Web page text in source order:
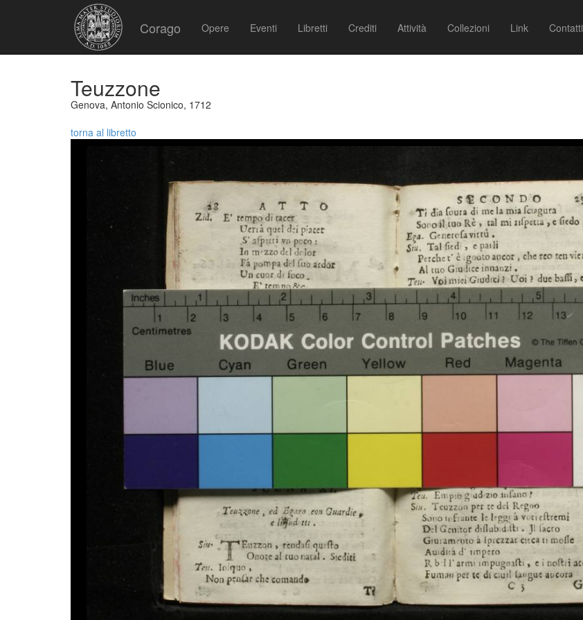
Corago Opere Eventi Libretti Crediti Attività Collezioni Link Contatti
Teuzzone
Genova, Antonio Scionico, 1712
torna al libretto